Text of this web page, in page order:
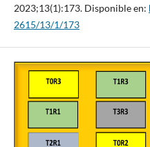
2023;13(1):173. Disponible en:
2615/13/1/173